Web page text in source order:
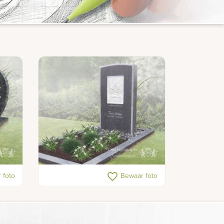
foto Belgisch hardsteen grafsteen
favorite_border Bewaar foto